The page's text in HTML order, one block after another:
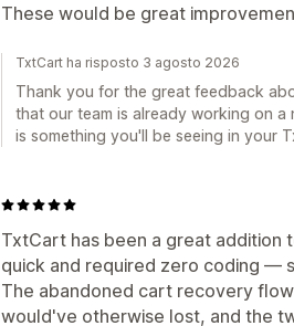
These would be great
TxtCart ha risposto 3 agosto 2026
Thank you for the great feedback
that our team is already working on
is something you'll be seeing in your
TxtCart has been a great addition
quick and required zero coding —
The abandoned cart recovery
would've otherwise lost, and the